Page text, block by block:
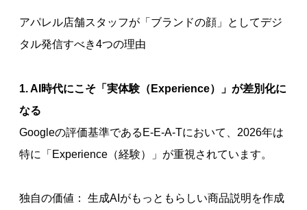
アパレル店舗スタッフが「ブランドの顔」としてデジ
タル発信すべき4つの理由
1. AI時代にこそ「実体験（Experience）」が差別化に
なる
Googleの評価基準であるE-E-A-Tにおいて、2026年は
特に「Experience（経験）」が重視されています。
独自の価値： 生成AIがもっともらしい商品説明を作成